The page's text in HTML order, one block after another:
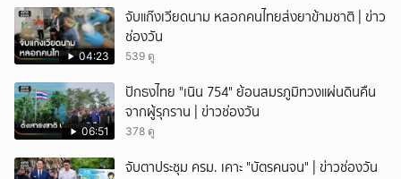
04:23
จับแก๊งเวียดนาม หลอกคนไทยส่งยาข้ามชาติ | ข่าว
ช่องวัน
539 ดู
06:51
ปักธงไทย "เนิน 754" ย้อนสมรภูมิทวงแผ่นดินคืน
จากผู้รุกราน | ข่าวช่องวัน
378 ดู
จับตาประชุม ครม. เคาะ "บัตรคนจน" | ข่าวช่องวัน